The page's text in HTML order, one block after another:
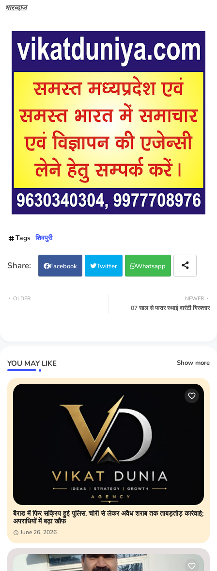
भारव्दाज
Tags शिवपुरी
Facebook Twitter Whatsapp
NEWER
07 साल से फरार स्थाई वारंटी गिरफ्तार
OLDER
YOU MAY LIKE Show more
बैराड में फिर सक्रिय हुई पुलिस, चोरी से लेकर अवैध शराब तक ताबड़तोड़ कार्रवाई;
अपराधियों में बढ़ा खौफ
June 26, 2026